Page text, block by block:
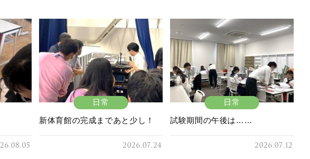
日常
新体育館の完成まであと少し！
2026.07.24
日常
試験期間の午後は……
2026.07.12